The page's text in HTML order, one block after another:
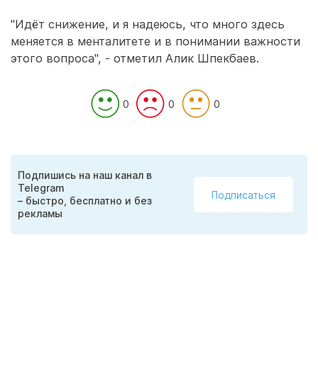
"Идёт снижение, и я надеюсь, что много здесь
меняется в менталитете и в понимании важности
этого вопроса", - отметил Алик Шпекбаев.
0 0 0
Подпишись на наш канал в
Telegram
– быстро, бесплатно и без
рекламы
Подписаться